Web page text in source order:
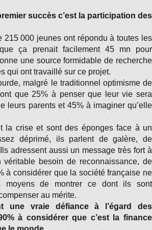
succès c’est la participation des
215 000 jeunes ont répondu à toutes les
ça prenait facilement 45 mn pour
une source formidable de recherche
qui ont travaillé sur ce projet.
malgré le traditionnel optimisme de
que 25% à penser que leur vie sera
leurs parents et 45% à imaginer qu’elle
la crise et sont des éponges face à un
déprimé, ils parlent de galère, de
adressent aussi un message très fort à
véritable besoin de reconnaissance, de
à considérer que la société française ne
moyens de montrer ce dont ils sont
au mérite.
vraie défiance à l’égard des
à considérer que c’est la finance